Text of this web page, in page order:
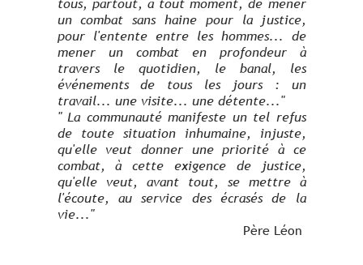
un combat sans haine pour la justice,
pour l'entente entre les hommes... de
mener un combat en profondeur à
travers le quotidien, le banal, les
événements de tous les jours : un
travail... une visite... une détente..."
" La communauté manifeste un tel refus
de toute situation inhumaine, injuste,
qu'elle veut donner une priorité à ce
combat, à cette exigence de justice,
qu'elle veut, avant tout, se mettre à
l'écoute, au service des écrasés de la
vie..."
Père Léon